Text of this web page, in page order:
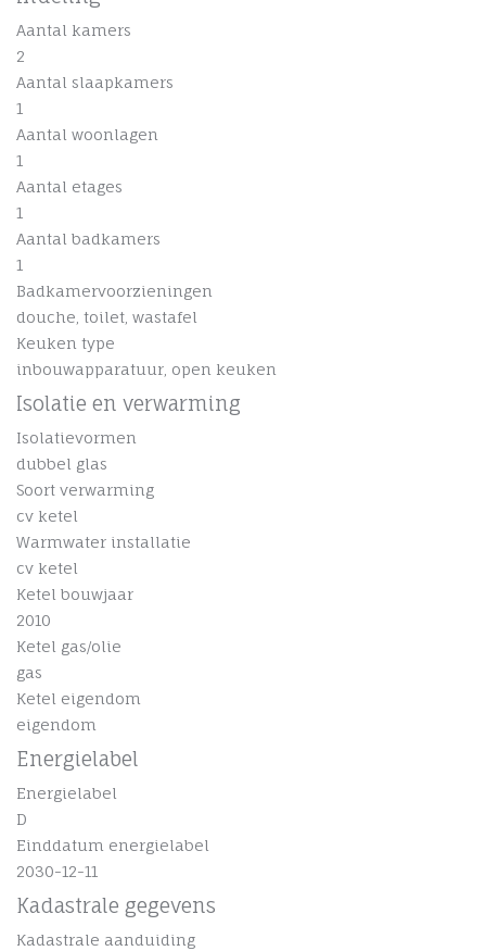
Aantal kamers
2
Aantal slaapkamers
1
Aantal woonlagen
1
Aantal etages
1
Aantal badkamers
1
Badkamervoorzieningen
douche, toilet, wastafel
Keuken type
inbouwapparatuur, open keuken
Isolatie en verwarming
Isolatievormen
dubbel glas
Soort verwarming
cv ketel
Warmwater installatie
cv ketel
Ketel bouwjaar
2010
Ketel gas/olie
gas
Ketel eigendom
eigendom
Energielabel
Energielabel
D
Einddatum energielabel
2030-12-11
Kadastrale gegevens
Kadastrale aanduiding